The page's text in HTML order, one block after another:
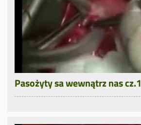
Pasożyty sa wewnątrz nas cz.1